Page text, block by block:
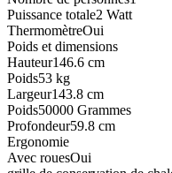
Puissance totale2 Watt
ThermomètreOui
Poids et dimensions
Hauteur146.6 cm
Poids53 kg
Largeur143.8 cm
Poids50000 Grammes
Profondeur59.8 cm
Ergonomie
Avec rouesOui